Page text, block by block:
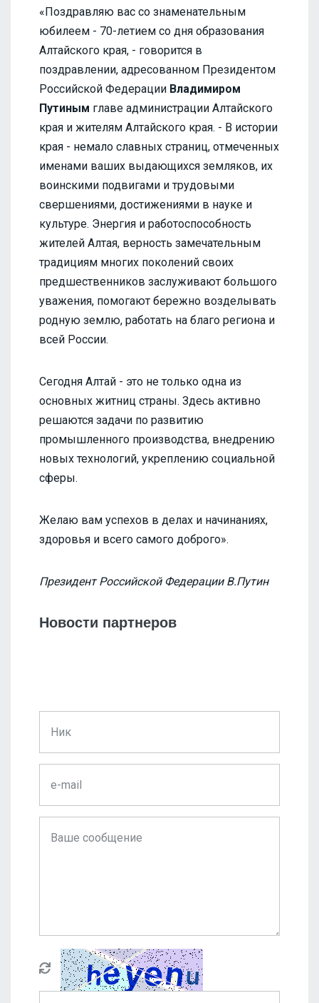
«Поздравляю вас со знаменательным
юбилеем - 70-летием со дня образования
Алтайского края, - говорится в
поздравлении, адресованном Президентом
Российской Федерации Владимиром
Путиным главе администрации Алтайского
края и жителям Алтайского края. - В истории
края - немало славных страниц, отмеченных
именами ваших выдающихся земляков, их
воинскими подвигами и трудовыми
свершениями, достижениями в науке и
культуре. Энергия и работоспособность
жителей Алтая, верность замечательным
традициям многих поколений своих
предшественников заслуживают большого
уважения, помогают бережно возделывать
родную землю, работать на благо региона и
всей России.
Сегодня Алтай - это не только одна из
основных житниц страны. Здесь активно
решаются задачи по развитию
промышленного производства, внедрению
новых технологий, укреплению социальной
сферы.
Желаю вам успехов в делах и начинаниях,
здоровья и всего самого доброго».
Президент Российской Федерации В.Путин
Новости партнеров